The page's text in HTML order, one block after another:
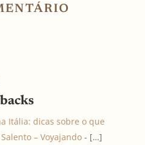
Itália: dicas sobre o que
– Voyajando- […]